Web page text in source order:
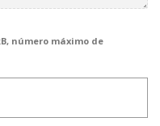
número máximo de